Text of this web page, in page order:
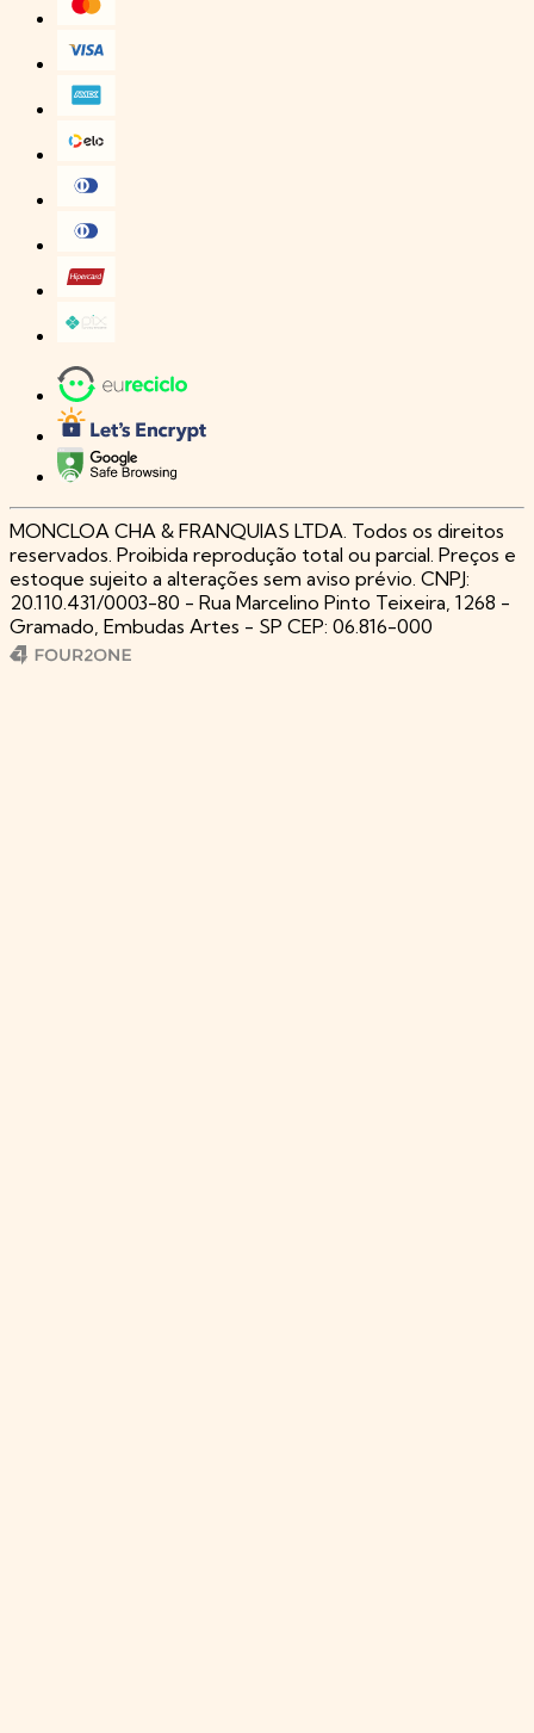
MONCLOA CHA & FRANQUIAS LTDA. Todos os direitos
reservados. Proibida reprodução total ou parcial. Preços e
estoque sujeito a alterações sem aviso prévio. CNPJ:
20.110.431/0003-80 - Rua Marcelino Pinto Teixeira, 1268 -
Gramado, Embudas Artes - SP CEP: 06.816-000